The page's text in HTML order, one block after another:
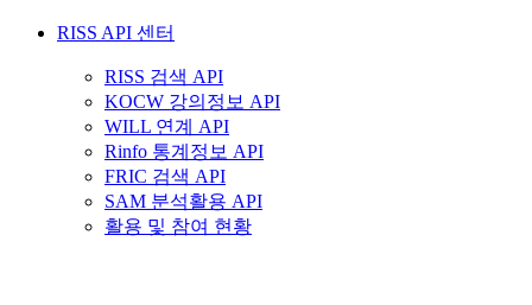
RISS API 센터
RISS 검색 API
KOCW 강의정보 API
WILL 연계 API
Rinfo 통계정보 API
FRIC 검색 API
SAM 분석활용 API
활용 및 참여 현황